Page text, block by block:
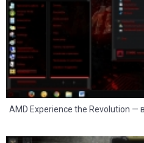
AMD Experience the Revolution —